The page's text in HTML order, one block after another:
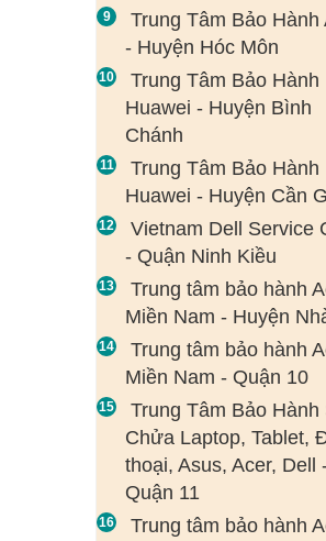
Trung Tâm Bảo Hành
- Huyện Hóc Môn
Trung Tâm Bảo Hành
Huawei - Huyện Bình
Chánh
Trung Tâm Bảo Hành
Huawei - Huyện Cần
Vietnam Dell Service
- Quận Ninh Kiều
Trung tâm bảo hành
Miền Nam - Huyện
Trung tâm bảo hành
Miền Nam - Quận 10
Trung Tâm Bảo Hành
Chửa Laptop, Tablet,
thoại, Asus, Acer, Dell
Quận 11
Trung tâm bảo hành